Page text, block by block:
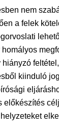
nem
a felek
homályos
hiányzó
kiinduló
előkészítés